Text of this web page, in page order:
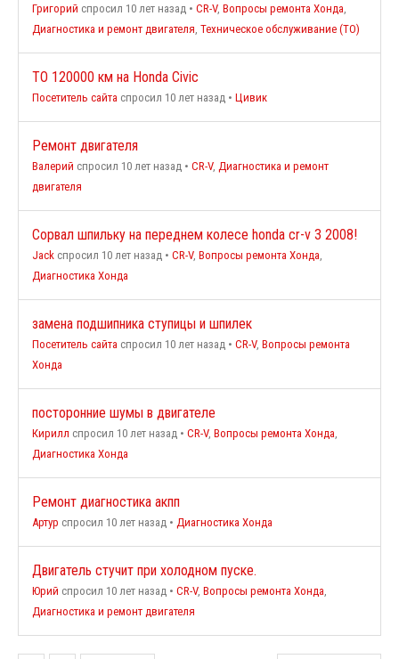
Григорий спросил 10 лет назад • CR-V, Вопросы ремонта Хонда
Диагностика и ремонт двигателя Техническое обслуживание (ТО)
ТО 120000 км на Honda Civic
Посетитель сайта спросил 10 лет назад • Цивик
Ремонт двигателя
Валерий спросил 10 лет назад • CR-V, Диагностика и ремонт
двигателя
Сорвал шпильку на переднем колесе honda cr-v 3 2008!
Jack спросил 10 лет назад • CR-V, Вопросы ремонта Хонда
Диагностика Хонда
замена подшипника ступицы и шпилек
Посетитель сайта спросил 10 лет назад • CR-V, Вопросы ремонта
Хонда
посторонние шумы в двигателе
Кирилл спросил 10 лет назад • CR-V, Вопросы ремонта Хонда
Диагностика Хонда
Ремонт диагностика акпп
Артур спросил 10 лет назад • Диагностика Хонда
Двигатель стучит при холодном пуске.
Юрий спросил 10 лет назад • CR-V, Вопросы ремонта Хонда
Диагностика и ремонт двигателя